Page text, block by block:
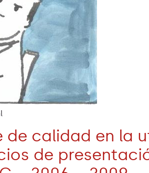
de calidad en la
de